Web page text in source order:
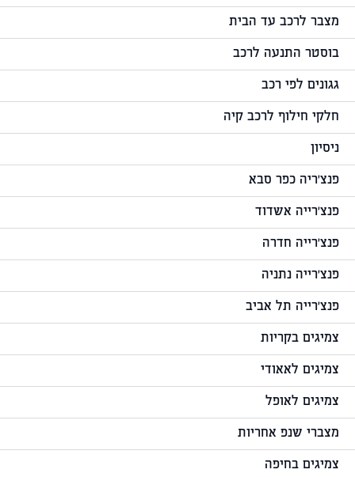
מצבר לרכב עד הבית
בוסטר התנעה לרכב
גגונים לפי רכב
חלקי חילוף לרכב קיה
ניסיון
פנצ'ריה כפר סבא
פנצ'רייה אשדוד
פנצ'רייה חדרה
פנצ'רייה נתניה
פנצ'רייה תל אביב
צמיגים בקריות
צמיגים לאאודי
צמיגים לאופל
מצברי שנפ אחריות
צמיגים בחיפה